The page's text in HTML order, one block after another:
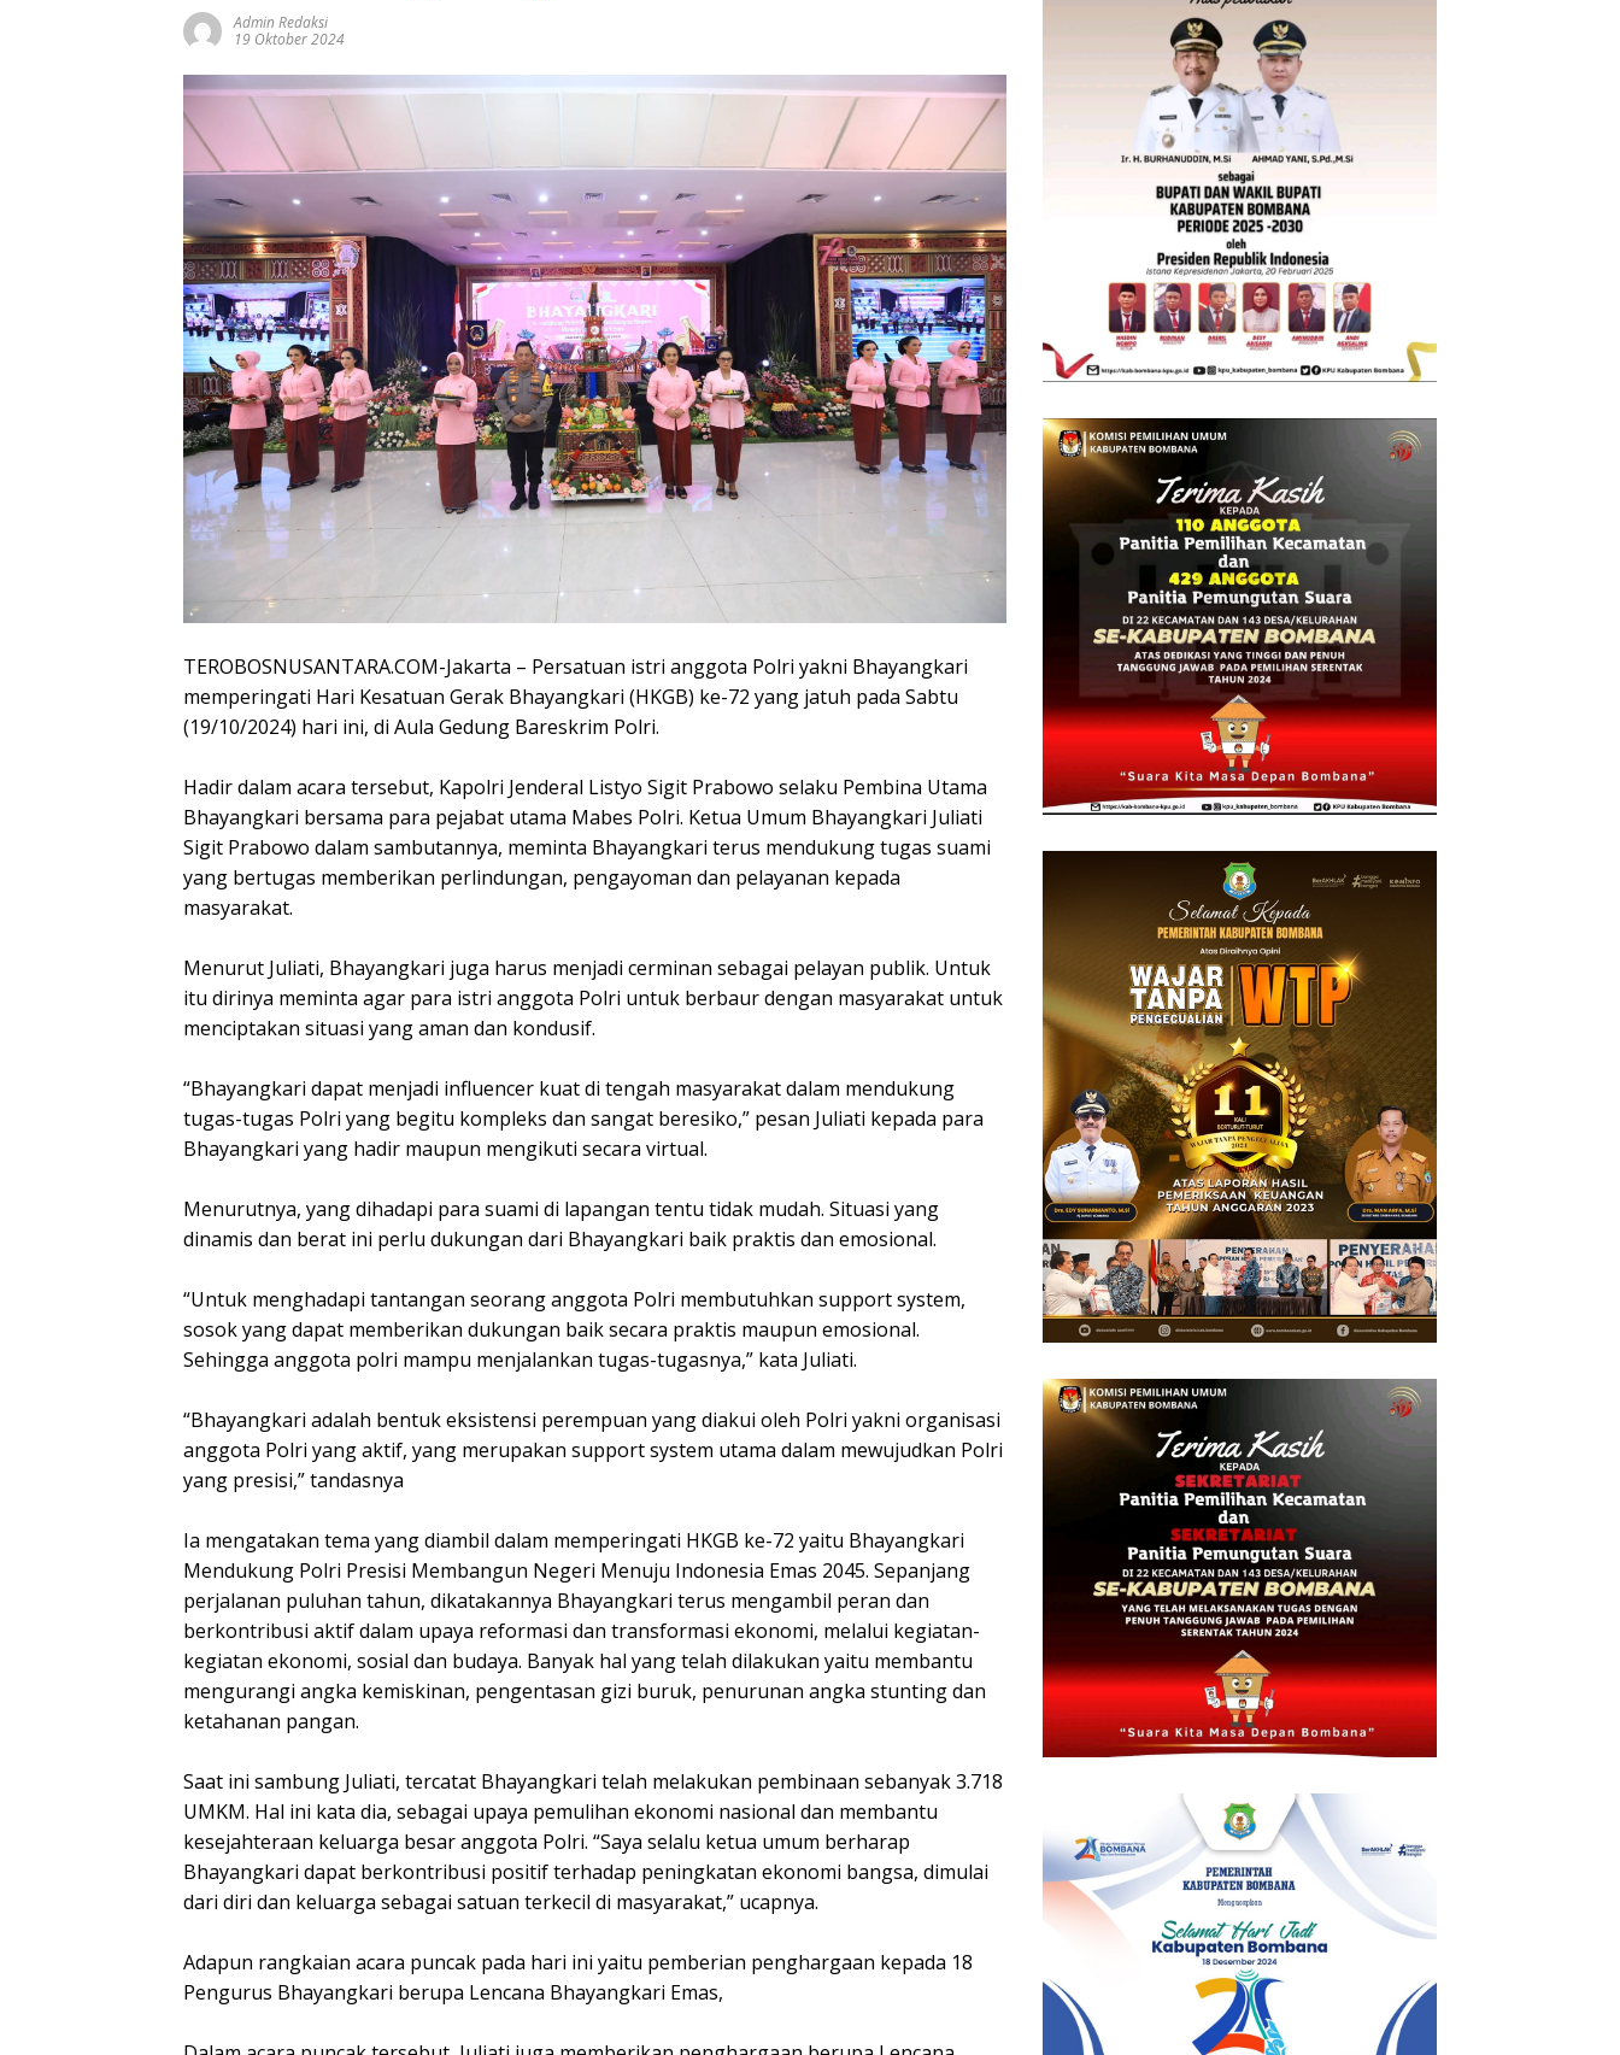
Admin Redaksi
19 Oktober 2024
TEROBOSNUSANTARA.COM-Jakarta – Persatuan istri anggota Polri yakni Bhayangkari
memperingati Hari Kesatuan Gerak Bhayangkari (HKGB) ke-72 yang jatuh pada Sabtu
(19/10/2024) hari ini, di Aula Gedung Bareskrim Polri.
Hadir dalam acara tersebut, Kapolri Jenderal Listyo Sigit Prabowo selaku Pembina Utama
Bhayangkari bersama para pejabat utama Mabes Polri. Ketua Umum Bhayangkari Juliati
Sigit Prabowo dalam sambutannya, meminta Bhayangkari terus mendukung tugas suami
yang bertugas memberikan perlindungan, pengayoman dan pelayanan kepada
masyarakat.
Menurut Juliati, Bhayangkari juga harus menjadi cerminan sebagai pelayan publik. Untuk
itu dirinya meminta agar para istri anggota Polri untuk berbaur dengan masyarakat untuk
menciptakan situasi yang aman dan kondusif.
“Bhayangkari dapat menjadi influencer kuat di tengah masyarakat dalam mendukung
tugas-tugas Polri yang begitu kompleks dan sangat beresiko,” pesan Juliati kepada para
Bhayangkari yang hadir maupun mengikuti secara virtual.
Menurutnya, yang dihadapi para suami di lapangan tentu tidak mudah. Situasi yang
dinamis dan berat ini perlu dukungan dari Bhayangkari baik praktis dan emosional.
“Untuk menghadapi tantangan seorang anggota Polri membutuhkan support system,
sosok yang dapat memberikan dukungan baik secara praktis maupun emosional.
Sehingga anggota polri mampu menjalankan tugas-tugasnya,” kata Juliati.
“Bhayangkari adalah bentuk eksistensi perempuan yang diakui oleh Polri yakni organisasi
anggota Polri yang aktif, yang merupakan support system utama dalam mewujudkan Polri
yang presisi,” tandasnya
Ia mengatakan tema yang diambil dalam memperingati HKGB ke-72 yaitu Bhayangkari
Mendukung Polri Presisi Membangun Negeri Menuju Indonesia Emas 2045. Sepanjang
perjalanan puluhan tahun, dikatakannya Bhayangkari terus mengambil peran dan
berkontribusi aktif dalam upaya reformasi dan transformasi ekonomi, melalui kegiatan-
kegiatan ekonomi, sosial dan budaya. Banyak hal yang telah dilakukan yaitu membantu
mengurangi angka kemiskinan, pengentasan gizi buruk, penurunan angka stunting dan
ketahanan pangan.
Saat ini sambung Juliati, tercatat Bhayangkari telah melakukan pembinaan sebanyak 3.718
UMKM. Hal ini kata dia, sebagai upaya pemulihan ekonomi nasional dan membantu
kesejahteraan keluarga besar anggota Polri. “Saya selalu ketua umum berharap
Bhayangkari dapat berkontribusi positif terhadap peningkatan ekonomi bangsa, dimulai
dari diri dan keluarga sebagai satuan terkecil di masyarakat,” ucapnya.
Adapun rangkaian acara puncak pada hari ini yaitu pemberian penghargaan kepada 18
Pengurus Bhayangkari berupa Lencana Bhayangkari Emas,